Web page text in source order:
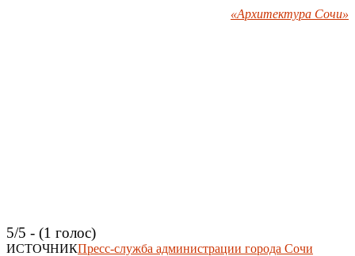
«Архитектура Сочи»
5/5 - (1 голос)
ИСТОЧНИКПресс-служба администрации города Сочи